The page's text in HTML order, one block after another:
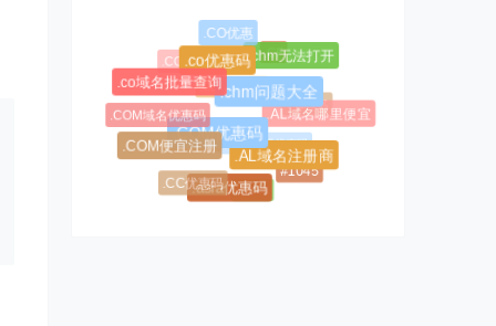
#1045
#1146
$0.99超级优惠码
.AL域名
.AL域名哪里便宜
.AL域名注册商
.asia优惠码
.CC优惠码
.CC域名
.CC域名注册
.CF
.chm无法打开
.chm问题大全
.COM优惠码
.COM便宜注册
.COM域名优惠码
.COM新购
.CO优惠
.co优惠码
.co域名批量查询